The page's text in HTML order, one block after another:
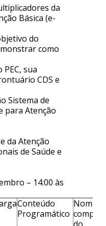
da
Básica (e-
do
como
sua
CDS e
Sistema de
para Atenção
da Atenção
de Saúde e
– 14:00 às
Conteúdo
Programático
Nome